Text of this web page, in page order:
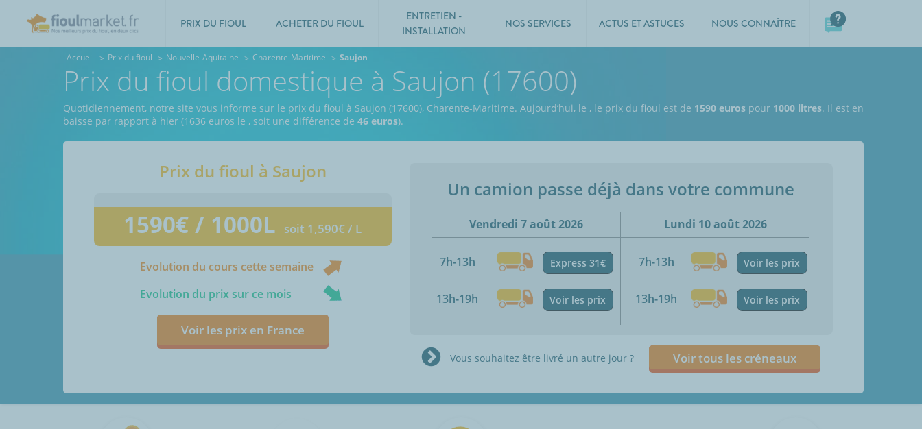
PRIX DU FIOUL ACHETER DU FIOUL
ENTRETIEN -
INSTALLATION
NOS SERVICES ACTUS ET ASTUCES NOUS CONNAÎTRE
Accueil Prix du fioul Nouvelle-Aquitaine Charente-Maritime Saujon
Prix du fioul domestique à Saujon (17600)
Quotidiennement, notre site vous informe sur le prix du fioul à Saujon (17600), Charente-Maritime. Aujourd’hui, le , le prix du fioul est de 1590 euros pour 1000 litres. Il est en
baisse par rapport à hier (1636 euros le , soit une différence de 46 euros).
Prix du fioul à Saujon
1590€ / 1000L soit 1,590€ / L
Evolution du cours cette semaine
Evolution du prix sur ce mois
Voir les prix en France
Un camion passe déjà dans votre commune
Vendredi 7 août 2026
7h-13h Express 31€
13h-19h Voir les prix
Lundi 10 août 2026
7h-13h Voir les prix
13h-19h Voir les prix
Vous souhaitez être livré un autre jour ? Voir tous les créneaux